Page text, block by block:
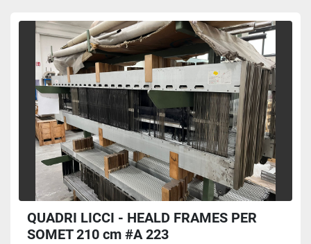
QUADRI LICCI - HEALD FRAMES PER
SOMET 210 cm #A 223